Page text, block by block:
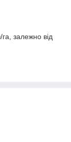
залежно від